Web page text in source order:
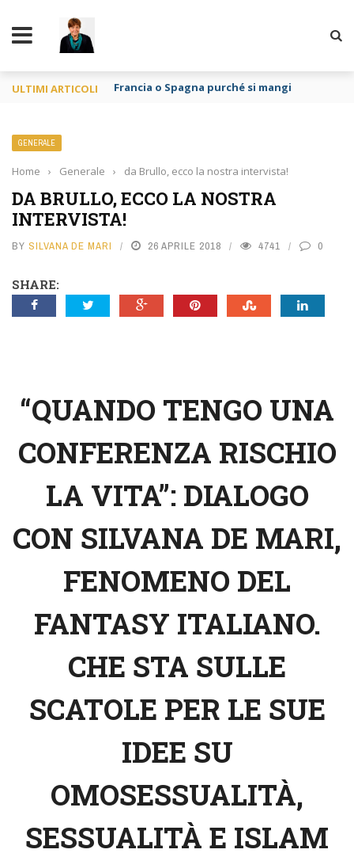
ULTIMI ARTICOLI Francia o Spagna purché si mangi
GENERALE
Home › Generale › da Brullo, ecco la nostra intervista!⁩
DA BRULLO, ECCO LA NOSTRA
INTERVISTA!⁩
BY SILVANA DE MARI 26 APRILE 2018 4741 0
SHARE:
“QUANDO TENGO UNA
CONFERENZA RISCHIO
LA VITA”: DIALOGO
CON SILVANA DE MARI,
FENOMENO DEL
FANTASY ITALIANO.
CHE STA SULLE
SCATOLE PER LE SUE
IDEE SU
OMOSESSUALITÀ,
SESSUALITÀ E ISLAM